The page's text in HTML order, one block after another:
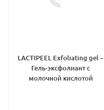
LACTIPEEL Exfoliating gel –
Гель-эксфолиант c
молочной кислотой